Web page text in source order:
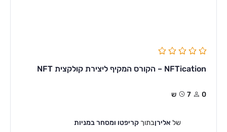
NFTication – הקורס המקיף ליצירת קולקצית NFT
0 7ש
של אלירןבתוך קריפטו ומסחר במניות